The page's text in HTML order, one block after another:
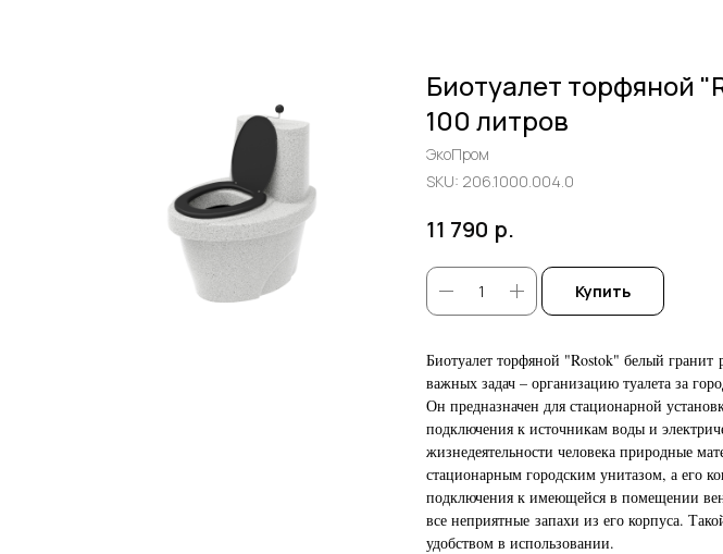
Биотуалет торфяной
100 литров
ЭкоПром
SKU: 206.1000.004.0
11 790 р.
Купить
Биотуалет торфяной "Rostok" белый
важных задач – организацию туалета за
Он предназначен для стационарной
подключения к источникам воды и
жизнедеятельности человека природные
стационарным городским унитазом, а его
подключения к имеющейся в помещении
все неприятные запахи из его корпуса.
удобством в использовании.